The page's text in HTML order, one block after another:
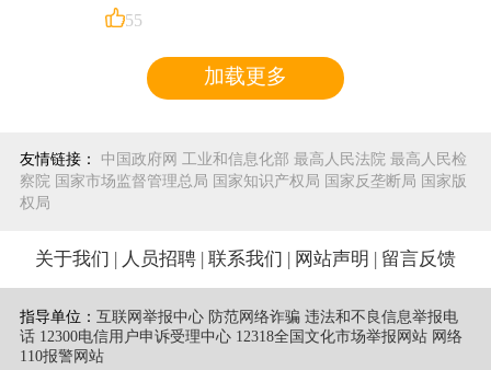
55
加载更多
友情链接： 中国政府网 工业和信息化部 最高人民法院 最高人民检
察院 国家市场监督管理总局 国家知识产权局 国家反垄断局 国家版
权局
关于我们 人员招聘 联系我们 网站声明 留言反馈
指导单位： 互联网举报中心 防范网络诈骗 违法和不良信息举报电
话 12300电信用户申诉受理中心 12318全国文化市场举报网站 网络
110报警网站